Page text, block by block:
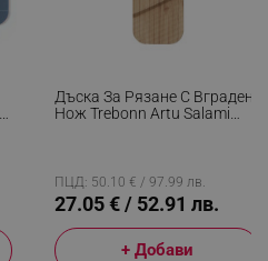
Дъска За Рязане С Вграден
Нож Trebonn Artu Salami
ПЦД: 50.10 € / 97.99 лв.
27.05 € / 52.91 лв.
+ Добави